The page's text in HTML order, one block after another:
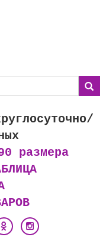
размера